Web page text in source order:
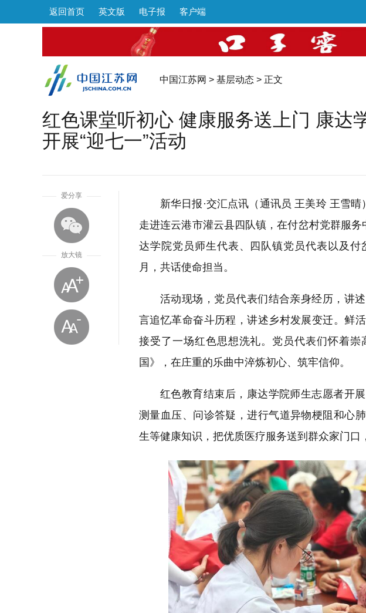
返回首页 英文版 电子报 客户端
中国江苏网 > 基层动态 > 正文
红色课堂听初心 健康服务送上门 康达
开展“迎七一”活动
爱分享
放大镜
新华日报·交汇点讯（通讯员 王美玲 王雪晴）
走进连云港市灌云县四队镇，在付岔村党群服
达学院党员师生代表、四队镇党员代表以及
月，共话使命担当。
活动现场，党员代表们结合亲身经历，讲
言追忆革命奋斗历程，讲述乡村发展变迁。鲜
接受了一场红色思想洗礼。党员代表们怀着
国》，在庄重的乐曲中淬炼初心、筑牢信仰。
红色教育结束后，康达学院师生志愿者开
测量血压、问诊答疑，进行气道异物梗阻和心
生等健康知识，把优质医疗服务送到群众家门口